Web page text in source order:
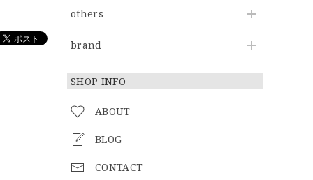
others
brand
SHOP INFO
ABOUT
BLOG
CONTACT